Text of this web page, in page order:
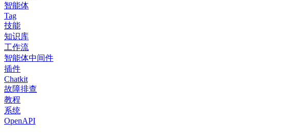
智能体
Tag
技能
知识库
工作流
智能体中间件
插件
Chatkit
故障排查
教程
系统
OpenAPI